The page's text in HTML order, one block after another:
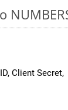
Client Secret,